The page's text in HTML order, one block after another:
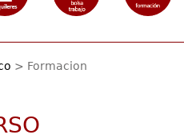
> Formacion